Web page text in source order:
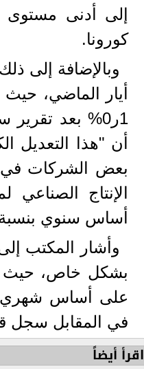
إلى أدنى مستوى
كورونا.
وبالإضافة إلى
أيار الماضي،
أن "هذا التعديل
بعض الشركات في
الإنتاج
أساس سنوي بنسبة
وأشار المكتب
في المقابل سجل
اقرأ أيضاً